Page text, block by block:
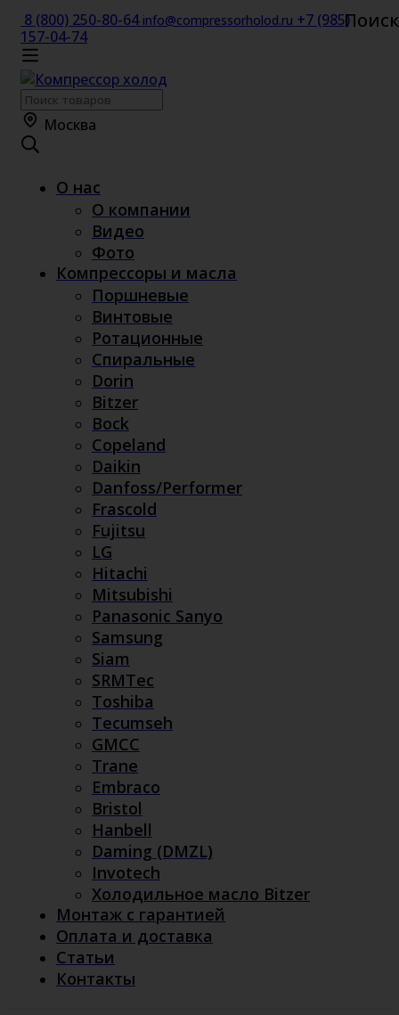
8 (800) 250-80-64 info@compressorholod.ru +7 (985)
157-04-74
Поиск
по:
Поиск
Москва
О нас
О компании
Видео
Фото
Компрессоры и масла
Поршневые
Винтовые
Ротационные
Спиральные
Dorin
Bitzer
Bock
Copeland
Daikin
Danfoss/Performer
Frascold
Fujitsu
LG
Hitachi
Mitsubishi
Panasonic Sanyo
Samsung
Siam
SRMTec
Toshiba
Tecumseh
GMCC
Trane
Embraco
Bristol
Hanbell
Daming (DMZL)
Invotech
Холодильное масло Bitzer
Монтаж с гарантией
Оплата и доставка
Статьи
Контакты